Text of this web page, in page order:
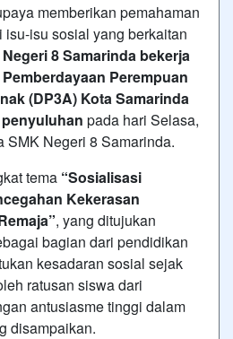
memberikan pemahaman
isu sosial yang berkaitan
8 Samarinda bekerja
Perempuan
(DP3A) Kota Samarinda
pada hari Selasa,
SMK Negeri 8 Samarinda.
tema “Sosialisasi
Kekerasan
, yang ditujukan
bagian dari pendidikan
kesadaran sosial sejak
ratusan siswa dari
antusiasme tinggi dalam
disampaikan.